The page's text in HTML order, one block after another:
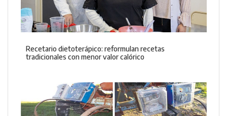
Recetario dietoterápico: reformulan recetas
tradicionales con menor valor calórico